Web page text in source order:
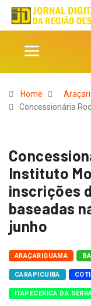
Home
Concessionária
Instituto
inscrições
baseadas
junho
ARAÇARIGUAMA
CARAPICUÍBA
ITAPECERICA DA